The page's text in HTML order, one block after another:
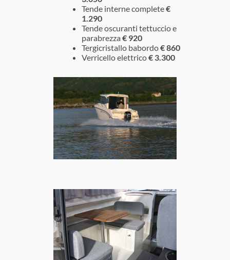
Tende interne complete€
1.290
Tende oscuranti tettuccio e
parabrezza € 920
Tergicristallo babordo€ 860
Verricello elettrico€ 3.300